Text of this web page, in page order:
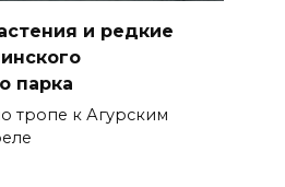
и редкие
парка
тропе к Агурским